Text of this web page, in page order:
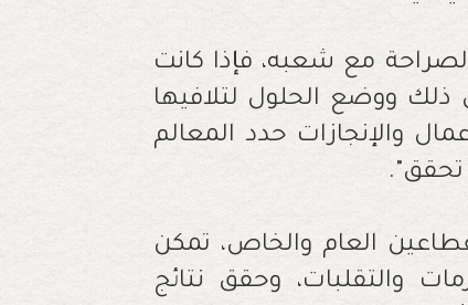
مع شعبه، فإذا كانت
ذلك ووضع الحلول لتلافيها
والإنجازات حدد المعالم
تحقق".
العام والخاص، تمكن
والتقلبات، وحقق نتائج